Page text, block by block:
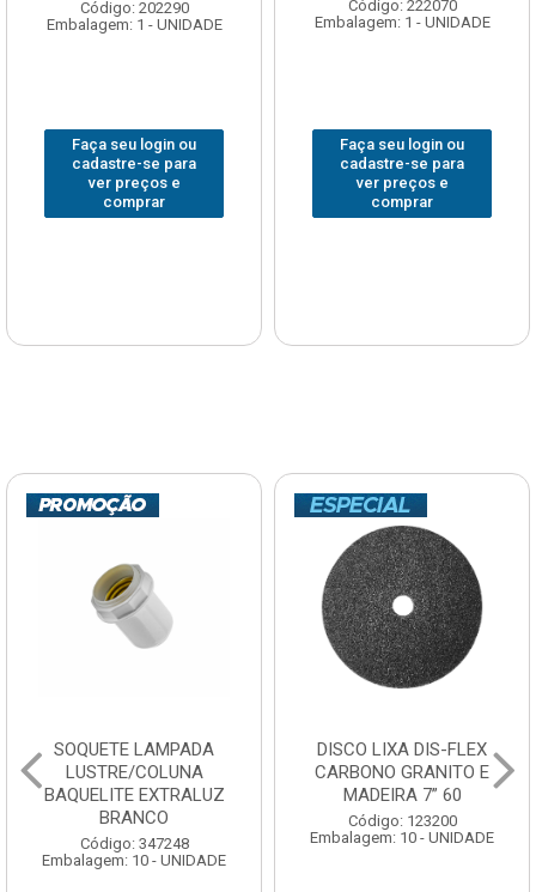
Código: 202290
Embalagem: 1 - UNIDADE
Faça seu login ou
cadastre-se para
ver preços e
comprar
Código: 222070
Embalagem: 1 - UNIDADE
Faça seu login ou
cadastre-se para
ver preços e
comprar
SOQUETE LAMPADA
LUSTRE/COLUNA
BAQUELITE EXTRALUZ
BRANCO
Código: 347248
Embalagem: 10 - UNIDADE
DISCO LIXA DIS-FLEX
CARBONO GRANITO E
MADEIRA 7” 60
Código: 123200
Embalagem: 10 - UNIDADE